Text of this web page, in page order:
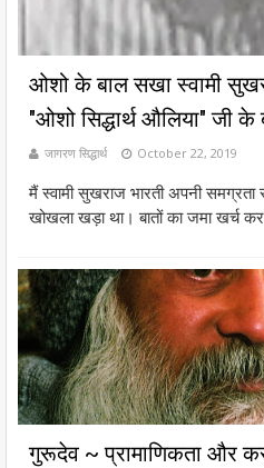
ओशो के बाल सखा स्वामी
"ओशो सिद्धार्थ औलिया" जी के
जागरण सिद्धार्थ October 22, 2019
मैं स्वामी सुखराज भारती अपनी समग्रता
खोखला खड़ा था। बातों का जमा खर्च
गुरूदेव ~ प्रामाणिकता और